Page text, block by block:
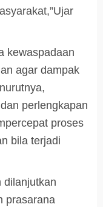
kewaspadaan
agar dampak
perlengkapan
proses
bila terjadi
dilanjutkan
prasarana